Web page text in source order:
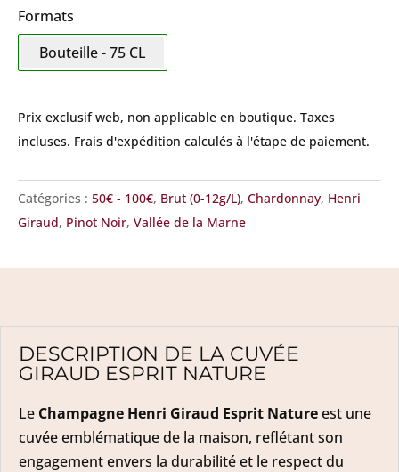
-
Esprit
Nature
Formats
Bouteille - 75 CL
Prix exclusif web, non applicable en boutique. Taxes
incluses. Frais d'expédition calculés à l'étape de paiement.
Catégories : 50€ - 100€, Brut (0-12g/L), Chardonnay, Henri
Giraud, Pinot Noir, Vallée de la Marne
DESCRIPTION DE LA CUVÉE
GIRAUD ESPRIT NATURE
Le Champagne Henri Giraud Esprit Natureest une
cuvée emblématique de la maison, reflétant son
engagement envers la durabilité et le respect du